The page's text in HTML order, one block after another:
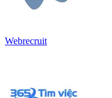
Webrecruit